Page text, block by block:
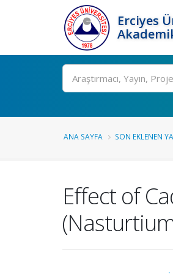
Erciyes
Ara
ANA SAYFA SON EKLENEN
Effect of